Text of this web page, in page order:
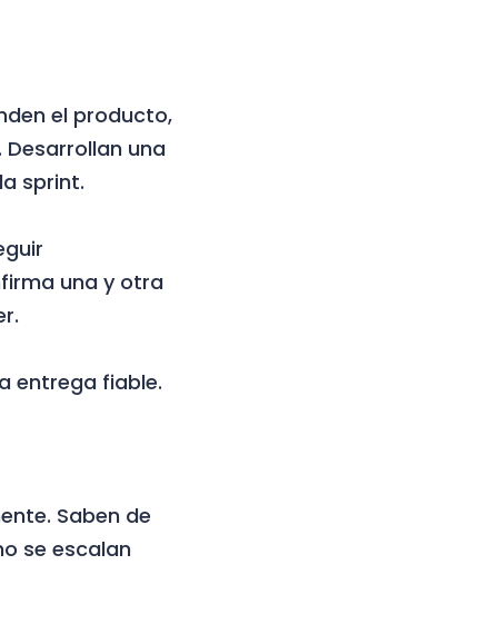
el producto,
una
sprint.
una y otra
entrega fiable.
Saben de
se escalan